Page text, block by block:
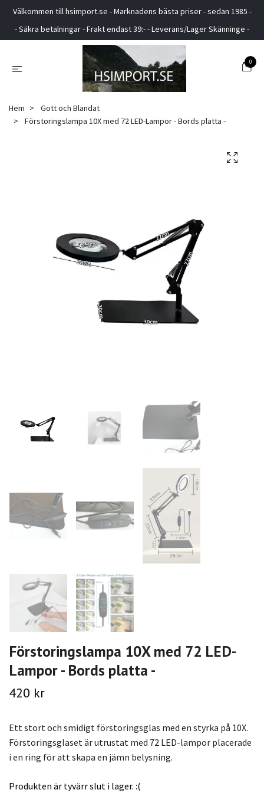
Välkommen till hsimport.se - Marknadens bästa priser - sedan 1985 -
- Säkra betalningar - Frakt endast 39:- - Leverans/Lager Skänninge -
0
Hem
Gott och Blandat
Förstoringslampa 10X med 72 LED-Lampor - Bords platta -
Förstoringslampa 10X med 72 LED-
Lampor - Bords platta -
420 kr
Ett stort och smidigt förstoringsglas med en styrka på 10X.
Förstoringsglaset är utrustat med 72 LED-lampor placerade
i en ring för att skapa en jämn belysning.
Produkten är tyvärr slut i lager. :(